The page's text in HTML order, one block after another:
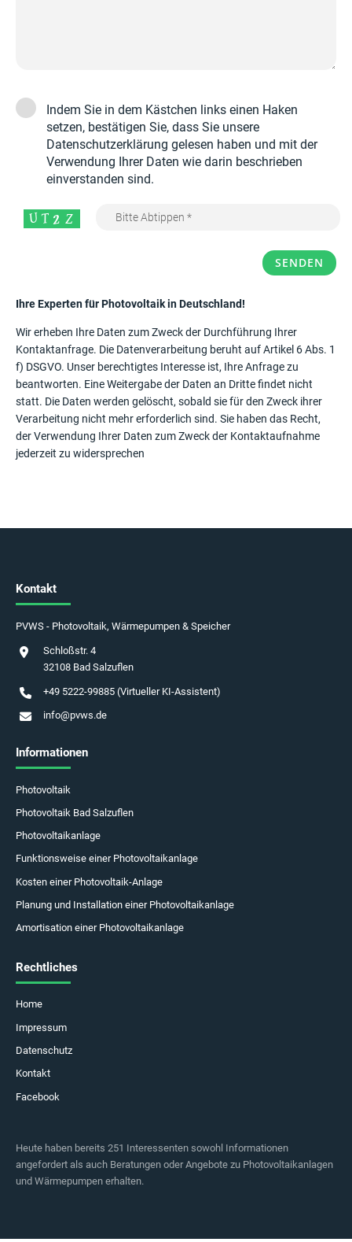
Indem Sie in dem Kästchen links einen Haken
setzen, bestätigen Sie, dass Sie unsere
Datenschutzerklärung gelesen haben und mit der
Verwendung Ihrer Daten wie darin beschrieben
einverstanden sind.
Ihre Experten für Photovoltaik in Deutschland!
Wir erheben Ihre Daten zum Zweck der Durchführung Ihrer
Kontaktanfrage. Die Datenverarbeitung beruht auf Artikel 6 Abs. 1
f) DSGVO. Unser berechtigtes Interesse ist, Ihre Anfrage zu
beantworten. Eine Weitergabe der Daten an Dritte findet nicht
statt. Die Daten werden gelöscht, sobald sie für den Zweck ihrer
Verarbeitung nicht mehr erforderlich sind. Sie haben das Recht,
der Verwendung Ihrer Daten zum Zweck der Kontaktaufnahme
jederzeit zu widersprechen
Kontakt
PVWS - Photovoltaik, Wärmepumpen & Speicher
Schloßstr. 4
32108 Bad Salzuflen
+49 5222-99885 (Virtueller KI-Assistent)
info@pvws.de
Informationen
Photovoltaik
Photovoltaik Bad Salzuflen
Photovoltaikanlage
Funktionsweise einer Photovoltaikanlage
Kosten einer Photovoltaik-Anlage
Planung und Installation einer Photovoltaikanlage
Amortisation einer Photovoltaikanlage
Rechtliches
Home
Impressum
Datenschutz
Kontakt
Facebook
Heute haben bereits 251 Interessenten sowohl Informationen
angefordert als auch Beratungen oder Angebote zu Photovoltaikanlagen
und Wärmepumpen erhalten.